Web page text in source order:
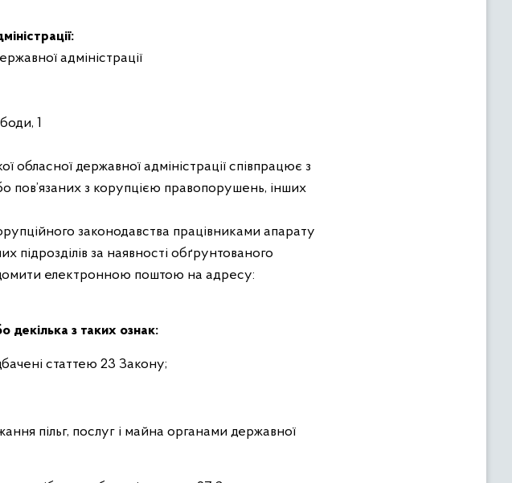
адміністрації
1
обласної державної адміністрації співпрацює з
пов’язаних з корупцією правопорушень, інших
законодавства працівниками апарату
підрозділів за наявності обґрунтованого
електронною поштою на адресу:
декілька з таких ознак:
статтею 23 Закону;
пільг, послуг і майна органами державної